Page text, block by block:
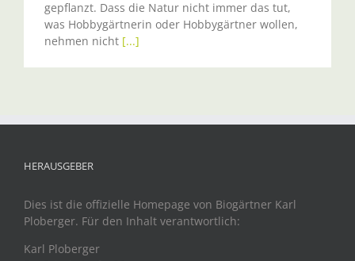
gepflanzt. Dass die Natur nicht immer das tut,
was Hobbygärtnerin oder Hobbygärtner wollen,
nehmen nicht [...]
HERAUSGEBER
Dies ist die offizielle Homepage von Biogärtner Karl
Ploberger. Für den Inhalt verantwortlich:
Karl Ploberger